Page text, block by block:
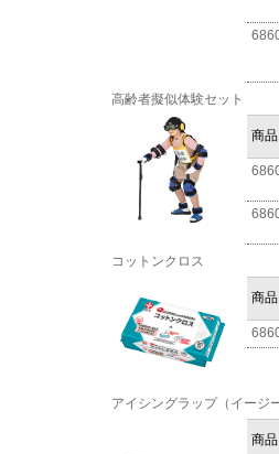
高齢者擬似体験セット
商
コットンクロス
商
アイシングラップ（イージ
商